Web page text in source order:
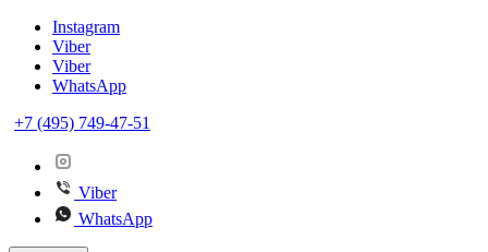
Instagram
Viber
Viber
WhatsApp
+7 (495) 749-47-51
Viber
WhatsApp